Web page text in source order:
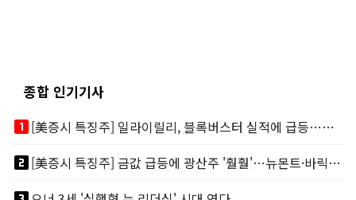
종합 인기기사
looks_one
[美증시 특징주] 일라이릴리, 블록버스터 실적에 급등…마운자로 매출 폭발
looks_two
[美증시 특징주] 금값 급등에 광산주 '훨훨'…뉴몬트·바릭마이닝 주도